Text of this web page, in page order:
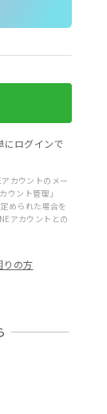
にログインで
カウントのメー
ウント管理」
められた場合を
アカウントとの
りの方